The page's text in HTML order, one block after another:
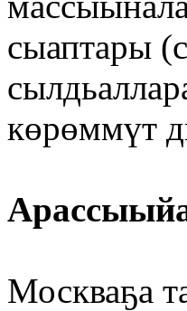
сыаптары
көрөммүт
Москваҕа